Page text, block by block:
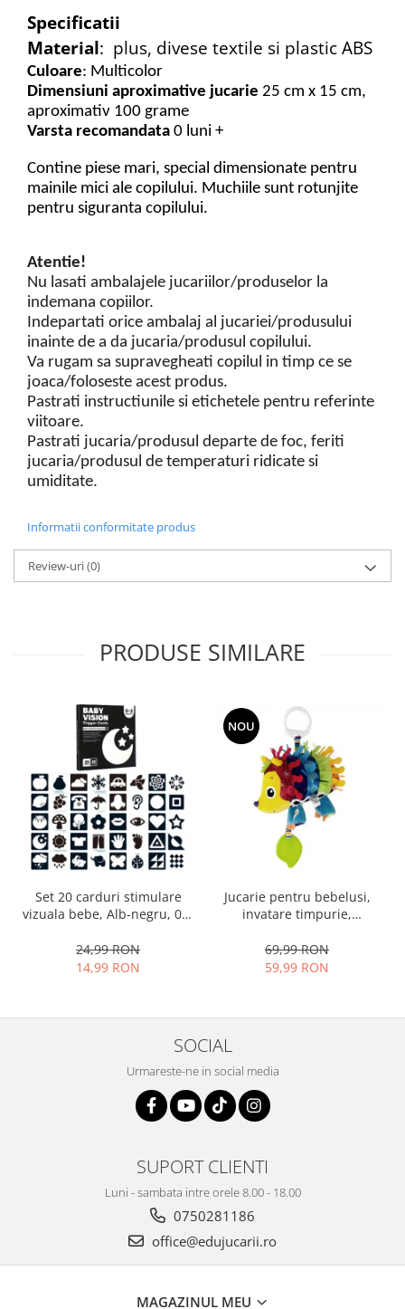
Specificatii
Material: plus, divese textile si plastic ABS
Culoare: Multicolor
Dimensiuni aproximative jucarie 25 cm x 15 cm,
aproximativ 100 grame
Varsta recomandata 0 luni +
Contine piese mari, special dimensionate pentru
mainile mici ale copilului. Muchiile sunt rotunjite
pentru siguranta copilului.
Atentie!
Nu lasati ambalajele jucariilor/produselor la
indemana copiilor.
Indepartati orice ambalaj al jucariei/produsului
inainte de a da jucaria/produsul copilului.
Va rugam sa supravegheati copilul in timp ce se
joaca/foloseste acest produs.
Pastrati instructiunile si etichetele pentru referinte
viitoare.
Pastrati jucaria/produsul departe de foc, feriti
jucaria/produsul de temperaturi ridicate si
umiditate.
Informatii conformitate produs
Review-uri(0)
PRODUSE SIMILARE
Set 20 carduri stimulare
vizuala bebe, Alb-negru, 0-3
24,99 RON
14,99 RON
NOU
Jucarie pentru bebelusi,
invatare timpurie,
dentitie fara BPA, 0 luni,
multicolor, Arici
69,99 RON
59,99 RON
SOCIAL
Urmareste-ne in social media
SUPORT CLIENTI
Luni - sambata intre orele 8.00 - 18.00
0750281186
office@edujucarii.ro
MAGAZINUL MEU